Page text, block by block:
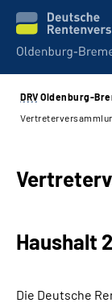
Services
Karriere
DRV Oldenburg-
Haushalt
Die Deutsche